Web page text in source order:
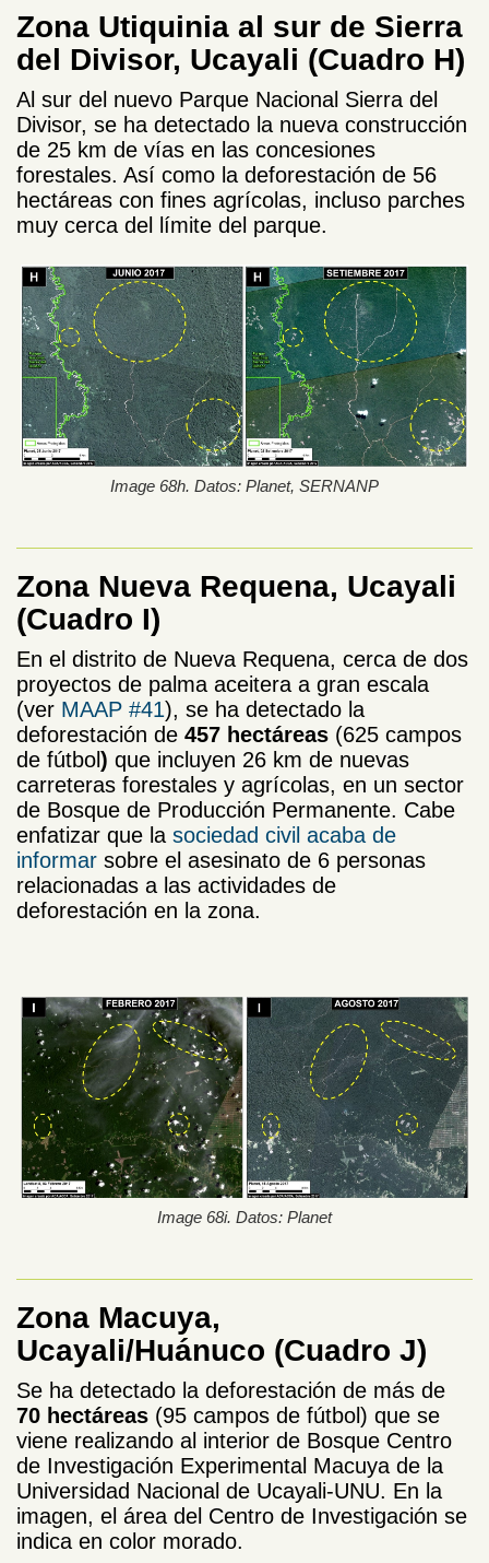
Zona Utiquinia al sur de Sierra
del Divisor, Ucayali (Cuadro H)
Al sur del nuevo Parque Nacional Sierra del
Divisor, se ha detectado la nueva construcción
de 25 km de vías en las concesiones
forestales. Así como la deforestación de 56
hectáreas con fines agrícolas, incluso parches
muy cerca del límite del parque.
Image 68h. Datos: Planet, SERNANP
Zona Nueva Requena, Ucayali
(Cuadro I)
En el distrito de Nueva Requena, cerca de dos
proyectos de palma aceitera a gran escala
(ver MAAP #41), se ha detectado la
deforestación de 457 hectáreas (625 campos
de fútbol) que incluyen 26 km de nuevas
carreteras forestales y agrícolas, en un sector
de Bosque de Producción Permanente. Cabe
enfatizar que la sociedad civil acaba de
informar sobre el asesinato de 6 personas
relacionadas a las actividades de
deforestación en la zona.
Image 68i. Datos: Planet
Zona Macuya,
Ucayali/Huánuco (Cuadro J)
Se ha detectado la deforestación de más de
70 hectáreas (95 campos de fútbol) que se
viene realizando al interior de Bosque Centro
de Investigación Experimental Macuya de la
Universidad Nacional de Ucayali-UNU. En la
imagen, el área del Centro de Investigación se
indica en color morado.